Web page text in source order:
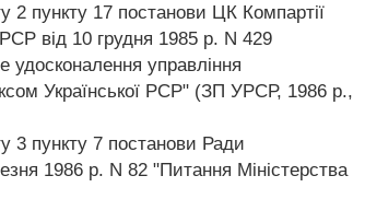
2 пункту 17 постанови ЦК Компартії
від 10 грудня 1985 р. N 429
управління
Української РСР" (ЗП УРСР, 1986 р.,
3 пункту 7 постанови Ради
1986 р. N 82 "Питання Міністерства